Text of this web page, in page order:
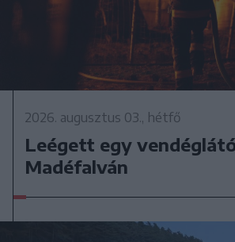
2026. augusztus 03., hétfő
Leégett egy
Madéfalván